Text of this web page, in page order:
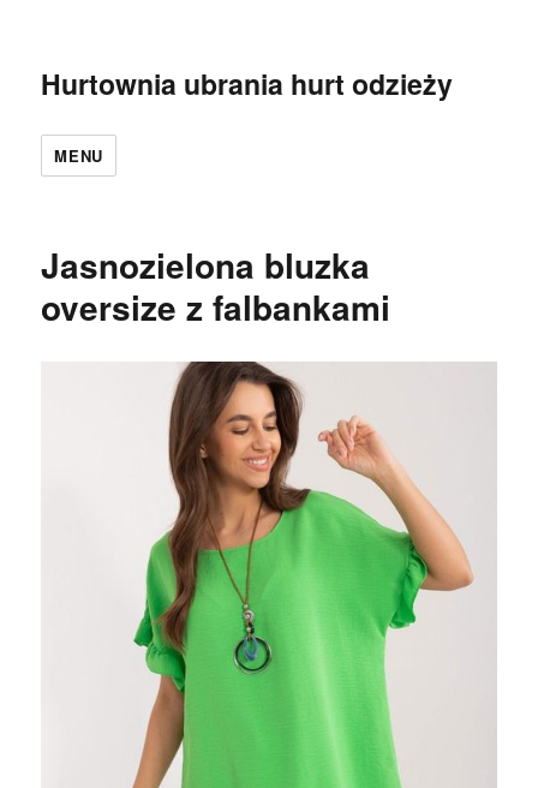
Hurtownia ubrania hurt odzieży
MENU
Jasnozielona bluzka
oversize z falbankami